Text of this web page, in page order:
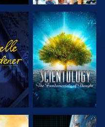
UDFORSK
SERIEN